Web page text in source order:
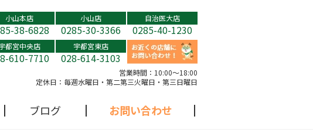
小山本店
38-6828
小山店
0285-30-3366
自治医大店
0285-40-1230
都宮中央店
610-7710
宇都宮東店
028-614-3103
営業時間： 10:00～18:00
定休日： 毎週水曜日・第二第三火曜日・第三日曜日
ブログ お問い合わせ